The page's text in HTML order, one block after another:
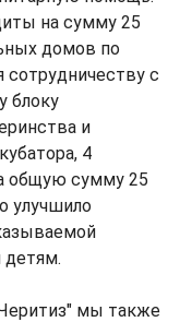
на сумму 25
домов по
сотрудничеству с
блоку
и
4
общую сумму 25
улучшило
мы также